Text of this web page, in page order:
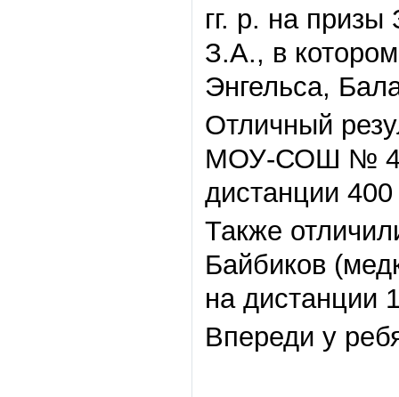
гг. р. на
З.А., в
Энгельса,
Отличный
МОУ-СОШ № 4),
дистанции
Также
Байбиков
на дистанции
Впереди у